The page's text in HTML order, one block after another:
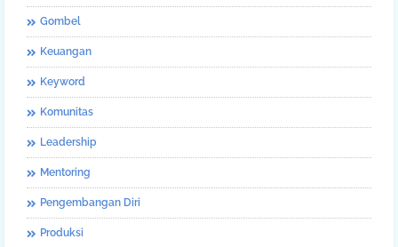
Gombel
Keuangan
Keyword
Komunitas
Leadership
Mentoring
Pengembangan Diri
Produksi